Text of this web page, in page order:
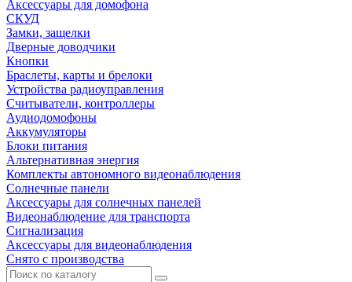
Аксессуары для домофона
СКУД
Замки, защелки
Дверные доводчики
Кнопки
Браслеты, карты и брелоки
Устройства радиоуправления
Считыватели, контроллеры
Аудиодомофоны
Аккумуляторы
Блоки питания
Альтернативная энергия
Комплекты автономного видеонаблюдения
Солнечные панели
Аксессуары для солнечных панелей
Видеонаблюдение для транспорта
Сигнализация
Аксессуары для видеонаблюдения
Снято с производства